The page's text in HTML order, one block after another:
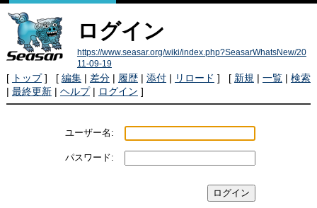
ログイン
https://www.seasar.org/wiki/index.php?SeasarWhatsNew/20
11-09-19
[ トップ] [ 編集| 差分| 履歴| 添付| リロード ] [ 新規 | 一覧| 検索
| 最終更新| ヘルプ| ログイン ]
ユーザー名:
パスワード: